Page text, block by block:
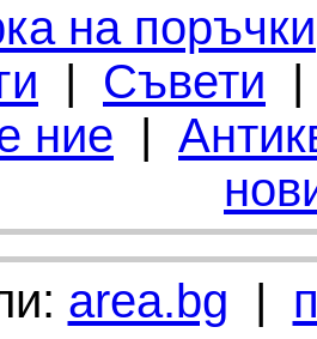
на поръчки
| Съвети
ние |
area.bg |